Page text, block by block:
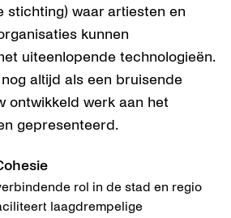
stichting) waar artiesten en
kunnen
uiteenlopende technologieën.
altijd als een bruisende
ontwikkeld werk aan het
gepresenteerd.
rol in de stad en regio
laagdrempelige